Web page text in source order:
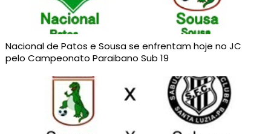
Nacional de Patos e Sousa se enfrentam hoje no JC
pelo Campeonato Paraibano Sub 19